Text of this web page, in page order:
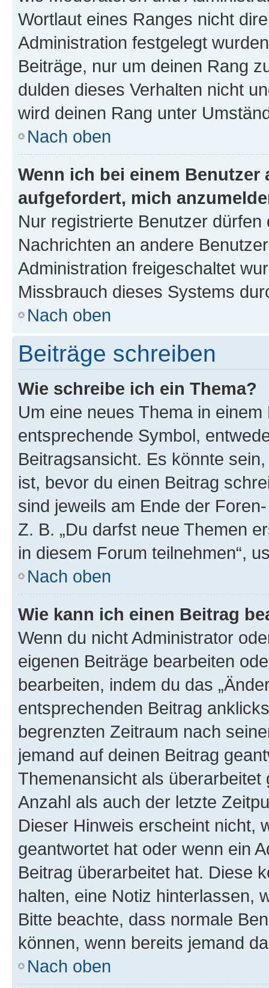
Wortlaut eines Ranges nicht
Administration festgelegt
Beiträge, nur um deinen Rang
dulden dieses Verhalten nicht
wird deinen Rang unter
Nach oben
Wenn ich bei einem
aufgefordert, mich
Nur registrierte Benutzer
Nachrichten an andere
Administration freigeschaltet
Missbrauch dieses Systems
Nach oben
Beiträge schreiben
Wie schreibe ich ein Thema?
Um eine neues Thema in
entsprechende Symbol,
Beitragsansicht. Es könnte
ist, bevor du einen Beitrag
sind jeweils am Ende der
Z. B. „Du darfst neue Themen
in diesem Forum teilnehmen“,
Nach oben
Wie kann ich einen Beitrag
Wenn du nicht Administrator
eigenen Beiträge bearbeiten
bearbeiten, indem du das
entsprechenden Beitrag
begrenzten Zeitraum nach
jemand auf deinen Beitrag
Themenansicht als
Anzahl als auch der letzte
Dieser Hinweis erscheint nicht,
geantwortet hat oder wenn ein
Beitrag überarbeitet hat. Diese
halten, eine Notiz hinterlassen,
Bitte beachte, dass normale
können, wenn bereits jemand
Nach oben